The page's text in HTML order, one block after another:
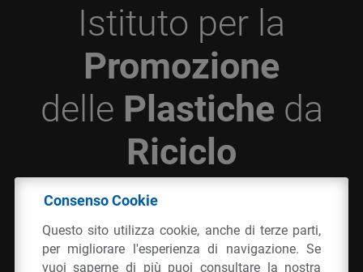
Istituto per la
Promozione
delle Plastiche da
Riciclo
Plastiche da Riciclo
C.F. 97381090154
Consenso Cookie
Questo sito utilizza cookie, anche di terze parti,
per migliorare l'esperienza di navigazione. Se
vuoi saperne di più puoi consultare la nostra